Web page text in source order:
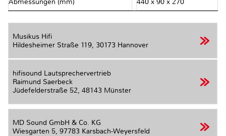
Abmessungen (mm) 440 x 90 x 270
Musikus Hifi
Hildesheimer Straße 119, 30173 Hannover
hifisound Lautsprechervertrieb
Raimund Saerbeck
Jüdefelderstraße 52, 48143 Münster
MD Sound GmbH & Co. KG
Wiesgarten 5, 97783 Karsbach-Weyersfeld